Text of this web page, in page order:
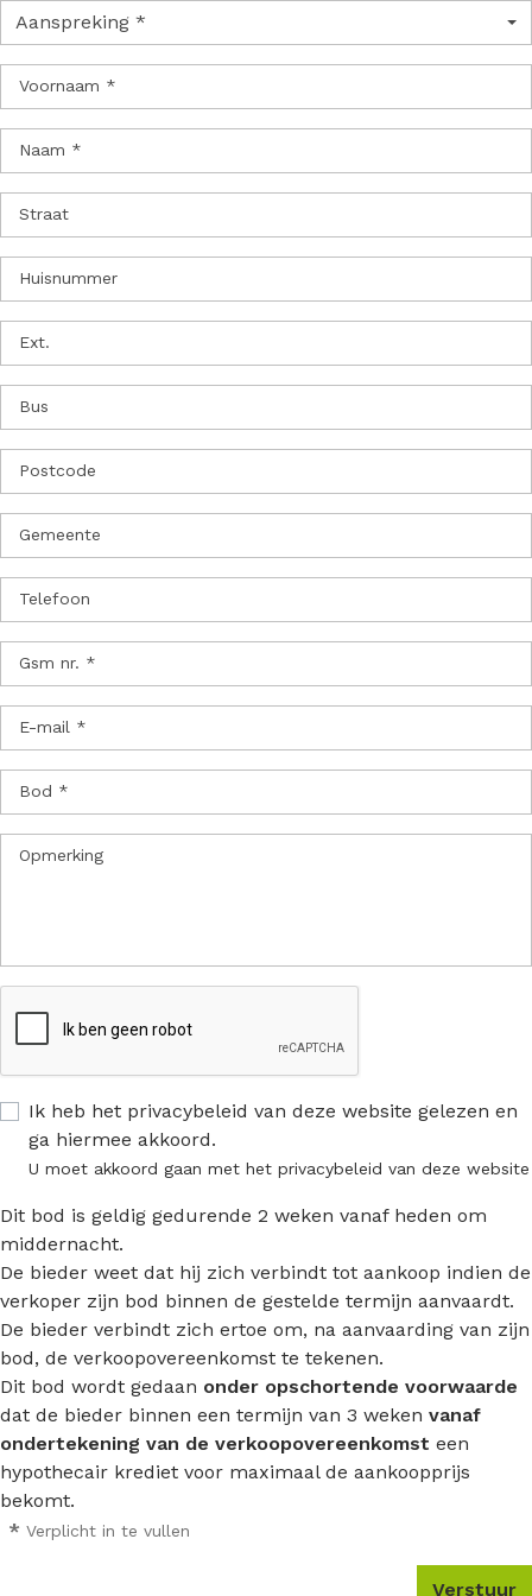
Aanspreking *
Voornaam *
Naam *
Straat
Huisnummer
Ext.
Bus
Postcode
Gemeente
Telefoon
Gsm nr. *
E-mail *
Bod *
Opmerking
Ik heb het privacybeleid van deze website gelezen en
ga hiermee akkoord.
U moet akkoord gaan met het privacybeleid van deze website
Dit bod is geldig gedurende 2 weken vanaf heden om
middernacht.
De bieder weet dat hij zich verbindt tot aankoop indien de
verkoper zijn bod binnen de gestelde termijn aanvaardt.
De bieder verbindt zich ertoe om, na aanvaarding van zijn
bod, de verkoopovereenkomst te tekenen.
Dit bod wordt gedaan onder opschortende voorwaarde
dat de bieder binnen een termijn van 3 weken vanaf
ondertekening van de verkoopovereenkomst een
hypothecair krediet voor maximaal de aankoopprijs
bekomt.
* Verplicht in te vullen
Verstuur